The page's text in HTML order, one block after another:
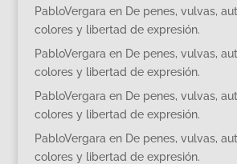
PabloVergara en De penes, vulvas,
colores y libertad de expresión.
PabloVergara en De penes, vulvas,
colores y libertad de expresión.
PabloVergara en De penes, vulvas,
colores y libertad de expresión.
PabloVergara en De penes, vulvas,
colores y libertad de expresión.